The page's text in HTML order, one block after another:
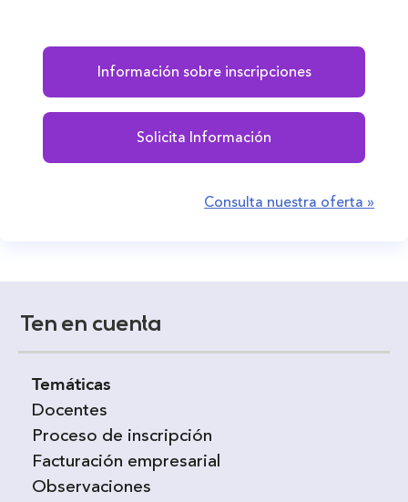
Información sobre inscripciones
Solicita Información
Consulta nuestra oferta »
Ten en cuenta
Temáticas
Docentes
Proceso de inscripción
Facturación empresarial
Observaciones